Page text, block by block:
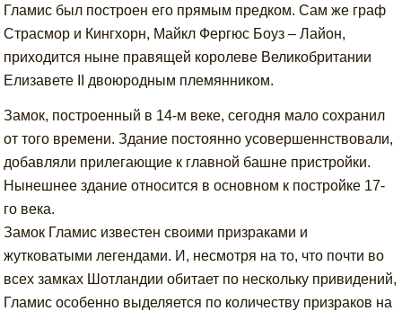
Гламис был построен его прямым предком. Сам же граф
Страсмор и Кингхорн, Майкл Фергюс Боуз – Лайон,
приходится ныне правящей королеве Великобритании
Елизавете II двоюродным племянником.
Замок, построенный в 14-м веке, сегодня мало сохранил
от того времени. Здание постоянно усовершеннствовали,
добавляли прилегающие к главной башне пристройки.
Нынешнее здание относится в основном к постройке 17-
го века.
Замок Гламис известен своими призраками и
жутковатыми легендами. И, несмотря на то, что почти во
всех замках Шотландии обитает по нескольку привидений,
Гламис особенно выделяется по количеству призраков на